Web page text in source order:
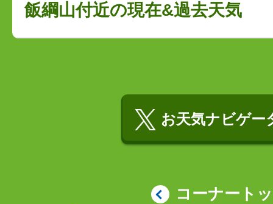
飯綱山付近の現在&過去天気
お天気ナビゲー
コーナート